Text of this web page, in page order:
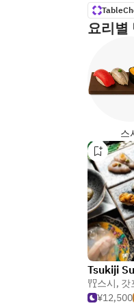
요리별
스
Tsukiji
스시, 갓
¥12,500